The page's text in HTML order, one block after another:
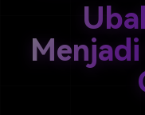
FAQs
Tips & Tutorial